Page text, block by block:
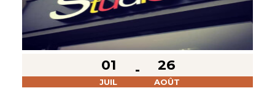
01
JUIL
26
AOÛT